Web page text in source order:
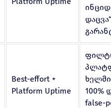
Best-effort +
Platform Uptime
100%
false-